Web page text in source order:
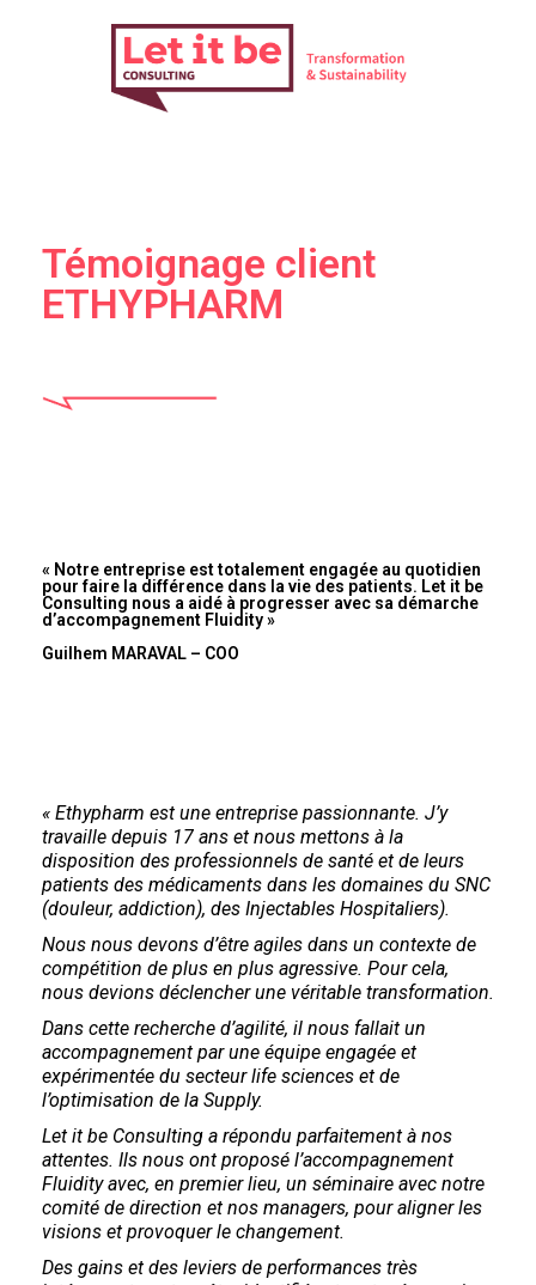
Témoignage client
ETHYPHARM
« Notre entreprise est totalement engagée au quotidien
pour faire la différence dans la vie des patients. Let it be
Consulting nous a aidé à progresser avec sa démarche
d’accompagnement Fluidity »
Guilhem MARAVAL – COO
« Ethypharm est une entreprise passionnante. J’y
travaille depuis 17 ans et nous mettons à la
disposition des professionnels de santé et de leurs
patients des médicaments dans les domaines du SNC
(douleur, addiction), des Injectables Hospitaliers).
Nous nous devons d’être agiles dans un contexte de
compétition de plus en plus agressive. Pour cela,
nous devions déclencher une véritable transformation.
Dans cette recherche d’agilité, il nous fallait un
accompagnement par une équipe engagée et
expérimentée du secteur life sciences et de
l’optimisation de la Supply.
Let it be Consulting a répondu parfaitement à nos
attentes. Ils nous ont proposé l’accompagnement
Fluidity avec, en premier lieu, un séminaire avec notre
comité de direction et nos managers, pour aligner les
visions et provoquer le changement.
Des gains et des leviers de performances très